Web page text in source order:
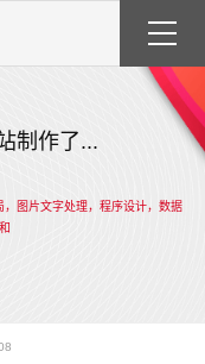
制作了...
图片文字处理，程序设计，数据